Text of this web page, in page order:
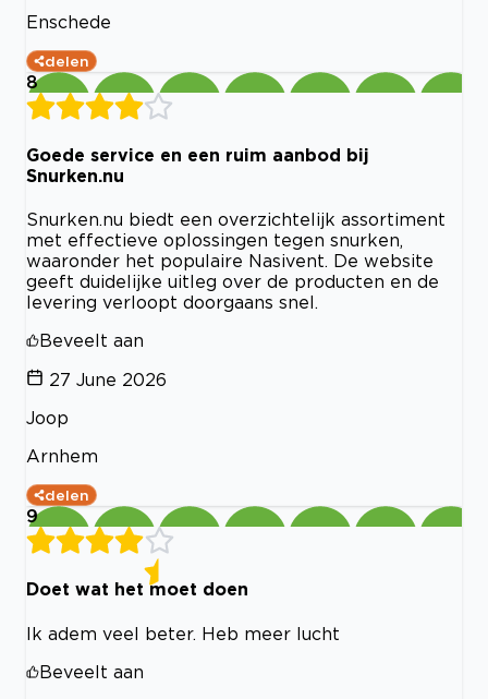
Enschede
delen
8
Goede service en een ruim aanbod bij
Snurken.nu
Snurken.nu biedt een overzichtelijk assortiment
met effectieve oplossingen tegen snurken,
waaronder het populaire Nasivent. De website
geeft duidelijke uitleg over de producten en de
levering verloopt doorgaans snel.
Beveelt aan
27 June 2026
Joop
Arnhem
delen
9
Doet wat het moet doen
Ik adem veel beter. Heb meer lucht
Beveelt aan